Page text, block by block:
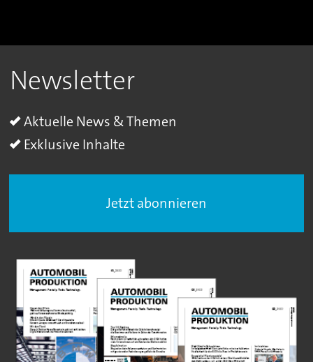
Newsletter
Aktuelle News & Themen
Exklusive Inhalte
Jetzt abonnieren